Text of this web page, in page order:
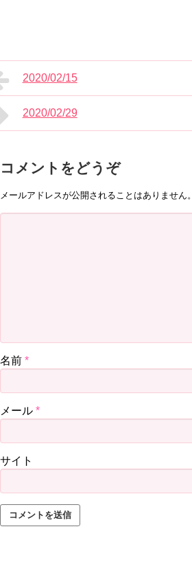
2020/02/15
2020/02/29
コメントをどうぞ
メールアドレスが公開されることはありません。
名前 *
メール *
サイト